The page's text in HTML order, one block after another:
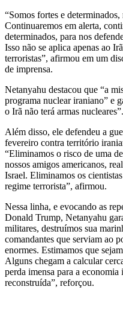
“Somos fortes e
Continuaremos em alerta,
determinados, para nos
Isso não se aplica apenas ao
terroristas”, afirmou em um
de imprensa.
Netanyahu destacou que “a
programa nuclear iraniano” e
o Irã não terá armas nucleares”.
Além disso, ele defendeu a
fevereiro contra território
“Eliminamos o risco de uma
nossos amigos americanos,
Israel. Eliminamos os
regime terrorista”, afirmou.
Nessa linha, e evocando as
Donald Trump, Netanyahu
militares, destruímos sua
comandantes que serviam ao
enormes. Estimamos que
Alguns chegam a calcular
perda imensa para a economia
reconstruída”, reforçou.